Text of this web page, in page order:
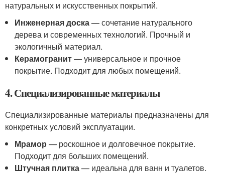
натуральных и искусственных покрытий.
Инженерная доска— сочетание натурального
дерева и современных технологий. Прочный и
экологичный материал.
Керамогранит— универсальное и прочное
покрытие. Подходит для любых помещений.
4. Специализированные материалы
Специализированные материалы предназначены для
конкретных условий эксплуатации.
Мрамор — роскошное и долговечное покрытие.
Подходит для больших помещений.
Штучная плитка— идеальна для ванн и туалетов.